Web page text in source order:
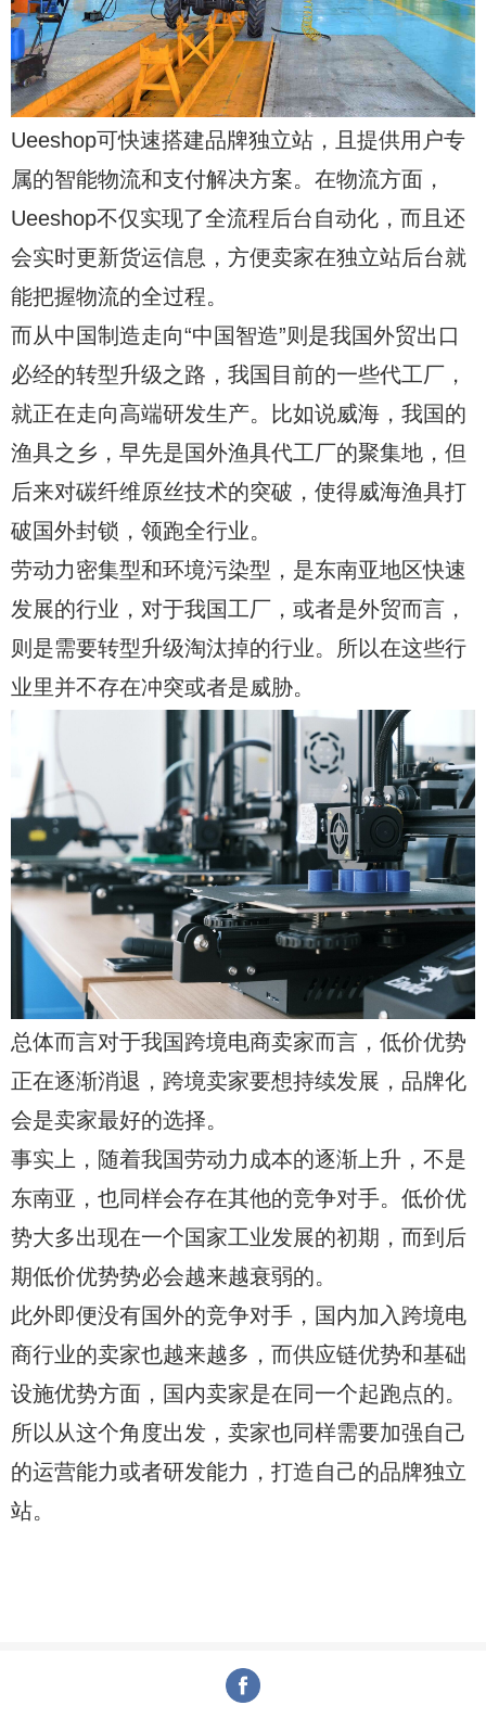
Ueeshop可快速搭建品牌独立站，且提供用户专
属的智能物流和支付解决方案。在物流方面，
Ueeshop不仅实现了全流程后台自动化，而且还
会实时更新货运信息，方便卖家在独立站后台就
能把握物流的全过程。
而从中国制造走向“中国智造”则是我国外贸出口
必经的转型升级之路，我国目前的一些代工厂，
就正在走向高端研发生产。比如说威海，我国的
渔具之乡，早先是国外渔具代工厂的聚集地，但
后来对碳纤维原丝技术的突破，使得威海渔具打
破国外封锁，领跑全行业。
劳动力密集型和环境污染型，是东南亚地区快速
发展的行业，对于我国工厂，或者是外贸而言，
则是需要转型升级淘汰掉的行业。所以在这些行
业里并不存在冲突或者是威胁。
总体而言对于我国跨境电商卖家而言，低价优势
正在逐渐消退，跨境卖家要想持续发展，品牌化
会是卖家最好的选择。
事实上，随着我国劳动力成本的逐渐上升，不是
东南亚，也同样会存在其他的竞争对手。低价优
势大多出现在一个国家工业发展的初期，而到后
期低价优势势必会越来越衰弱的。
此外即便没有国外的竞争对手，国内加入跨境电
商行业的卖家也越来越多，而供应链优势和基础
设施优势方面，国内卖家是在同一个起跑点的。
所以从这个角度出发，卖家也同样需要加强自己
的运营能力或者研发能力，打造自己的品牌独立
站。